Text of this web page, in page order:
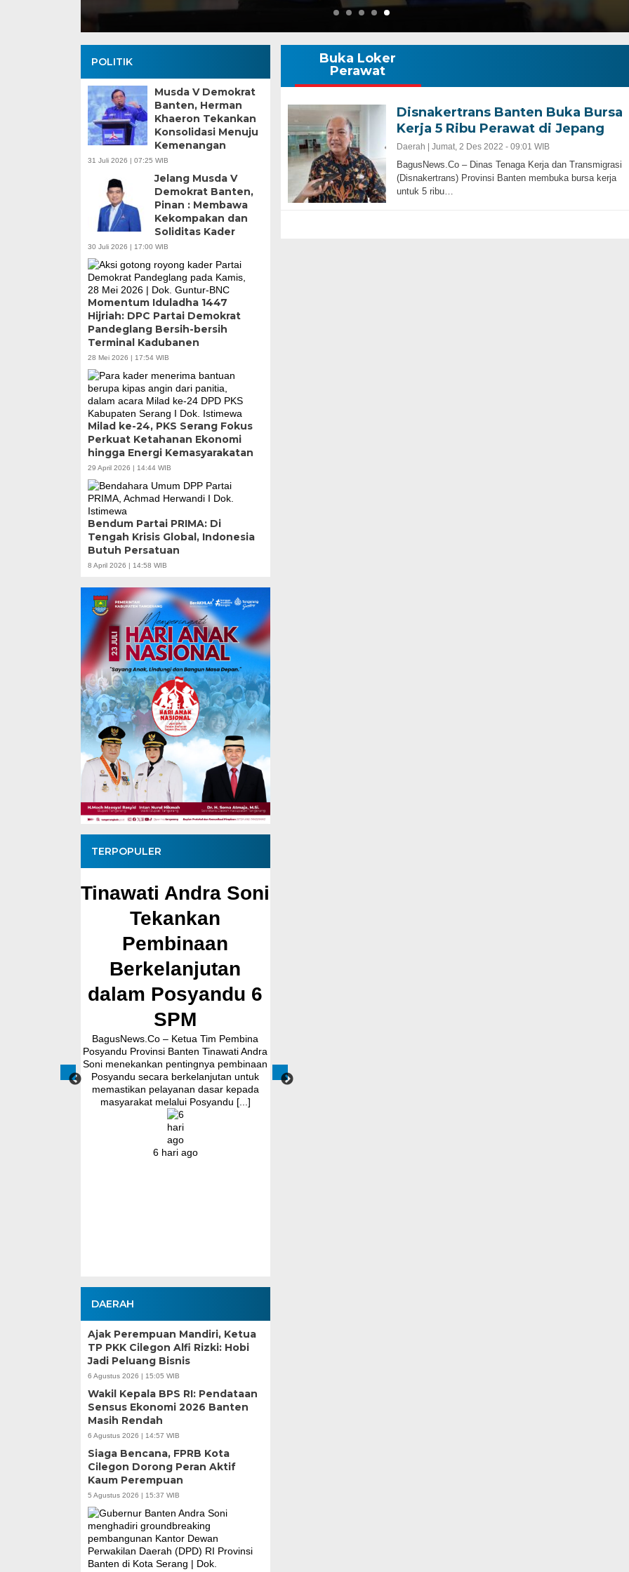
POLITIK
Musda V Demokrat
Banten, Herman
Khaeron Tekankan
Konsolidasi Menuju
Kemenangan
31 Juli 2026 | 07:25 WIB
Jelang Musda V
Demokrat Banten,
Pinan : Membawa
Kekompakan dan
Soliditas Kader
30 Juli 2026 | 17:00 WIB
Momentum Iduladha 1447
Hijriah: DPC Partai Demokrat
Pandeglang Bersih-bersih
Terminal Kadubanen
28 Mei 2026 | 17:54 WIB
Milad ke-24, PKS Serang Fokus
Perkuat Ketahanan Ekonomi
hingga Energi Kemasyarakatan
29 April 2026 | 14:44 WIB
Bendum Partai PRIMA: Di
Tengah Krisis Global, Indonesia
Butuh Persatuan
8 April 2026 | 14:58 WIB
TERPOPULER
Gandana [...]
Tinawati Andra Soni
Tekankan
Pembinaan
Berkelanjutan
dalam Posyandu 6
SPM
BagusNews.Co – Ketua Tim Pembina
Posyandu Provinsi Banten Tinawati Andra
Soni menekankan pentingnya pembinaan
Posyandu secara berkelanjutan untuk
memastikan pelayanan dasar kepada
masyarakat melalui Posyandu [...]
6 hari ago
memperkuat kesiapsiagaan menghadapi
potensi kebakaran serta dampak
DAERAH
Ajak Perempuan Mandiri, Ketua
TP PKK Cilegon Alfi Rizki: Hobi
Jadi Peluang Bisnis
6 Agustus 2026 | 15:05 WIB
Wakil Kepala BPS RI: Pendataan
Sensus Ekonomi 2026 Banten
Masih Rendah
6 Agustus 2026 | 14:57 WIB
Siaga Bencana, FPRB Kota
Cilegon Dorong Peran Aktif
Kaum Perempuan
5 Agustus 2026 | 15:37 WIB
Buka Loker
Perawat
Disnakertrans Banten Buka Bursa
Kerja 5 Ribu Perawat di Jepang
Daerah | Jumat, 2 Des 2022 - 09:01 WIB
BagusNews.Co – Dinas Tenaga Kerja dan Transmigrasi
(Disnakertrans) Provinsi Banten membuka bursa kerja
untuk 5 ribu…
Banten Butuh Gubernur Progresif dan
Adalah Kunci
Program Makan Bergizi Gratis Provinsi